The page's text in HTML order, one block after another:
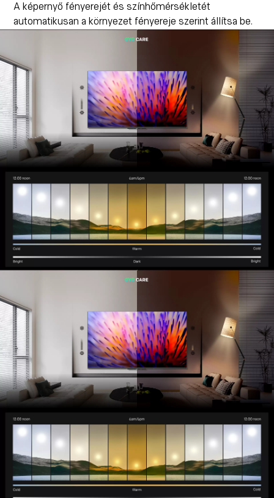
A képernyő fényerejét és színhőmérsékletét
automatikusan a környezet fényereje szerint állítsa be.